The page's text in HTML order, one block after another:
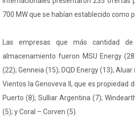
700 MW que se habían establecido como
Las empresas que más cantidad
almacenamiento fueron MSU Energy
(22); Genneia (15); DQD Energy (13);
Vientos la Genoveva II, que es propiedad
Puerto (8); Sulliar Argentina (7);
(5); y Coral – Corven (5).